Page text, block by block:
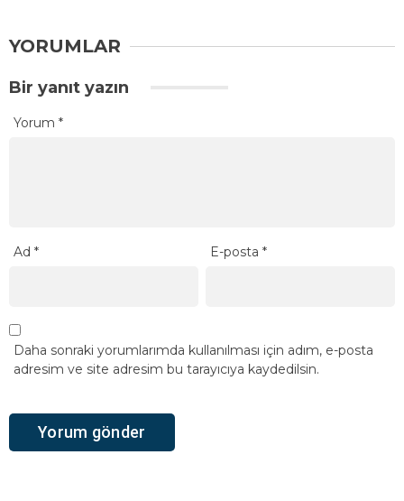
YORUMLAR
Bir yanıt yazın
Yorum *
Ad * E-posta*
Daha sonraki yorumlarımda kullanılması için adım, e-posta
adresim ve site adresim bu tarayıcıya kaydedilsin.